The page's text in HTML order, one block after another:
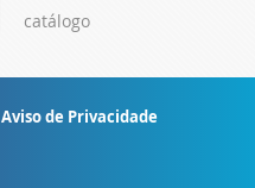
catálogo
Aviso de Privacidade